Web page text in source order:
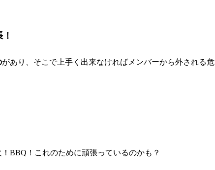
があり、そこで上手く出来なければメンバーから外される危
BBQ！ これのために頑張っているのかも？